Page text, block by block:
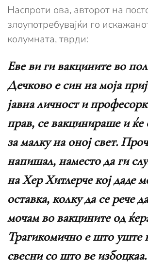
Наспроти ова, авторот на
злоупотребувајќи го
колумната, тврди:
Еве ви ги вакцините во
Дечково е син на моја
јавна личност и
прав, се вакцинираше и ќе
за малку на оној свет.
напишал, наместо да ги
на Хер Хитлерче кој даде
оставка, колку да се рече
мочам во вакцините од
Трагикомично е што уште
свесни со што ве